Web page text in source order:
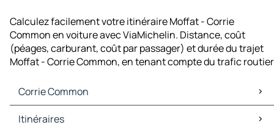
Calculez facilement votre itinéraire Moffat - Corrie
Common en voiture avec ViaMichelin. Distance, coût
(péages, carburant, coût par passager) et durée du trajet
Moffat - Corrie Common, en tenant compte du trafic routier
Corrie Common
Corrie Common Cartes et plans
Itinéraires